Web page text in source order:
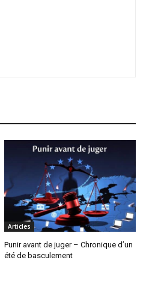
Articles
Punir avant de juger – Chronique d’un
été de basculement